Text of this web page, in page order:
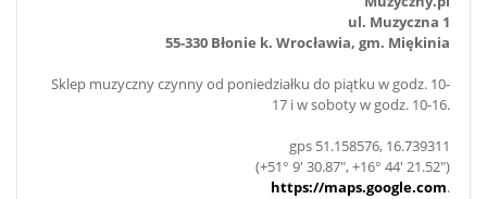
ul. Muzyczna 1
55-330 Błonie k. Wrocławia, gm. Miękinia
Sklep muzyczny czynny od poniedziałku do piątku w godz. 10-
17 i w soboty w godz. 10-16.
gps 51.158576, 16.739311
(+51° 9' 30.87", +16° 44' 21.52")
https://maps.google.com.